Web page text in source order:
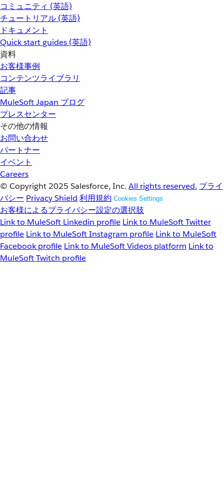
コミュニティ (英語)
チュートリアル (英語)
ドキュメント
Quick start guides (英語)
資料
お客様事例
コンテンツライブラリ
記事
MuleSoft Japan ブログ
プレスセンター
その他の情報
お問い合わせ
パートナー
イベント
Careers
© Copyright 2025 Salesforce, Inc. All rights reserved. プライ
バシー Privacy Shield 利用規約 Cookies Settings
お客様によるプライバシー設定の選択肢
Link to MuleSoft Linkedin profile Link to MuleSoft Twitter
profile Link to MuleSoft Instagram profile Link to MuleSoft
Facebook profile Link to MuleSoft Videos platform Link to
MuleSoft Twitch profile